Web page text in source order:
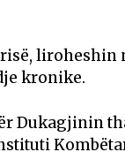
liroheshin
kronike.
Dukagjinin